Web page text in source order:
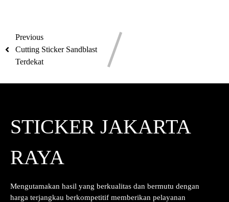
Previous
Cutting Sticker Sandblast
Terdekat
STICKER JAKARTA
RAYA
Mengutamakan hasil yang berkualitas dan bermutu dengan
harga terjangkau berkompetitif memberikan pelayanan